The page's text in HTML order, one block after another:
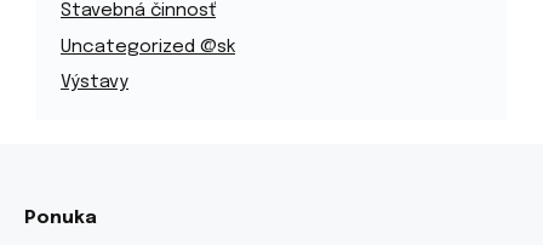
Stavebná činnosť
Uncategorized @sk
Výstavy
Ponuka